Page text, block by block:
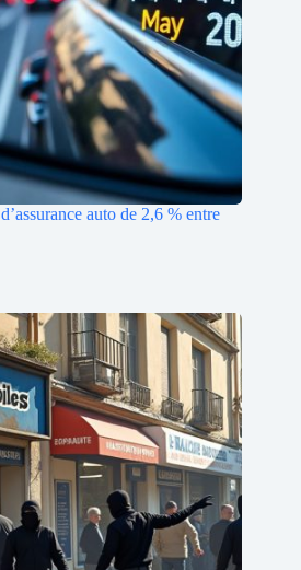
auto de 2,6 % entre